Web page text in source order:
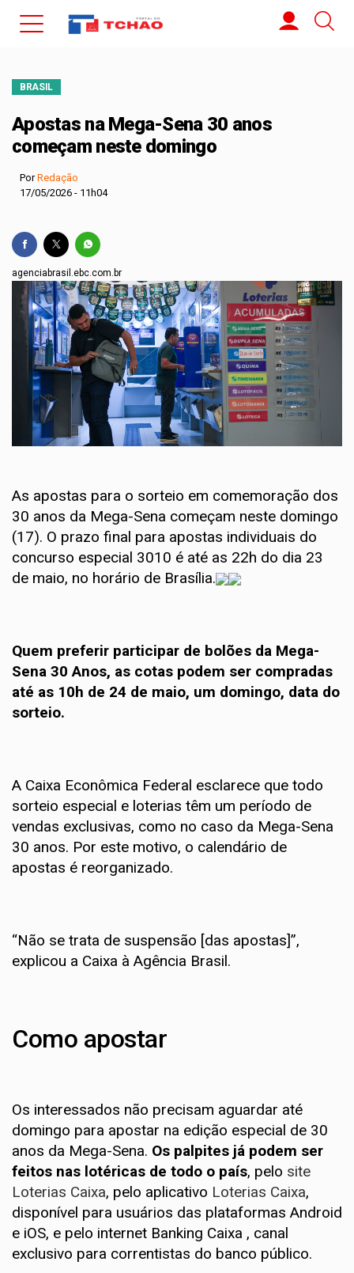
BRASIL
Apostas na Mega-Sena 30 anos
começam neste domingo
PorRedação
17/05/2026 - 11h04
agenciabrasil.ebc.com.br
As apostas para o sorteio em comemoração dos
30 anos da Mega-Sena começam neste domingo
(17). O prazo final para apostas individuais do
concurso especial 3010 é até as 22h do dia 23
de maio, no horário de Brasília.
Quem preferir participar de bolões da Mega-
Sena 30 Anos, as cotas podem ser compradas
até as 10h de 24 de maio, um domingo, data do
sorteio.
A Caixa Econômica Federal esclarece que todo
sorteio especial e loterias têm um período de
vendas exclusivas, como no caso da Mega-Sena
30 anos. Por este motivo, o calendário de
apostas é reorganizado.
“Não se trata de suspensão [das apostas]”,
explicou a Caixa à Agência Brasil.
Como apostar
Os interessados não precisam aguardar até
domingo para apostar na edição especial de 30
anos da Mega-Sena. Os palpites já podem ser
feitos nas lotéricas de todo o país, pelo site
Loterias Caixa, pelo aplicativo Loterias Caixa,
disponível para usuários das plataformas Android
e iOS, e pelo internet Banking Caixa , canal
exclusivo para correntistas do banco público.